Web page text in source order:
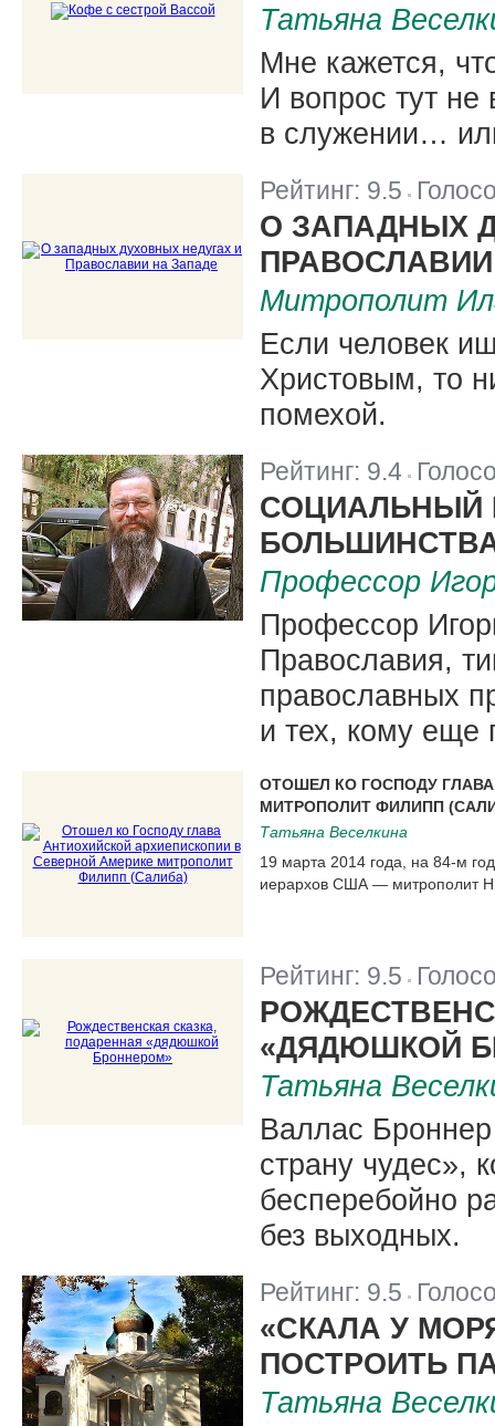
Татьяна
Мне кажется,
И вопрос тут
в служении…
Рейтинг: 9.5
О ЗАПАДНЫХ
Митрополит
Если человек
Христовым, то
помехой.
Рейтинг: 9.4
СОЦИАЛЬНЫЙ
Профессор
Профессор
Православия,
православных
и тех, кому еще
ОТОШЕЛ КО ГОСПОДУ
МИТРОПОЛИТ ФИЛИПП
Татьяна Веселкина
19 марта 2014 года, на 84-м
иерархов США — митрополит
Рейтинг: 9.5
«ДЯДЮШКОЙ
Татьяна
Валлас
страну чудес»,
бесперебойно
без выходных.
Рейтинг: 9.5
«СКАЛА У
ПОСТРОИТЬ
Татьяна